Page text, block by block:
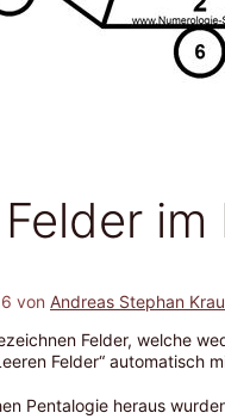
von Andreas Stephan
Felder, welche
Felder“ automatisch
Pentalogie heraus